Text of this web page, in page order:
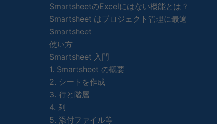
SmartsheetのExcelにはない機能とは？
Smartsheet はプロジェクト管理に最適
Smartsheet
使い方
Smartsheet 入門
1. Smartsheet の概要
2. シートを作成
3. 行と階層
4. 列
5. 添付ファイル等